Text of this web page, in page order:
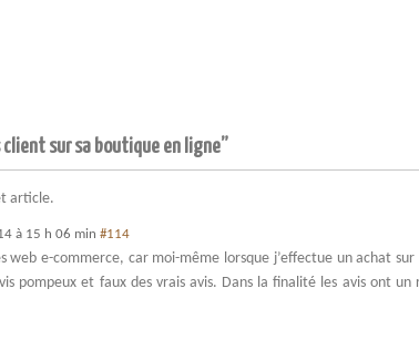
sur sa boutique en ligne”
article.
à 15 h 06 min #114
web e-commerce, car moi-même lorsque j’effectue un achat
pompeux et faux des vrais avis. Dans la finalité les avis ont